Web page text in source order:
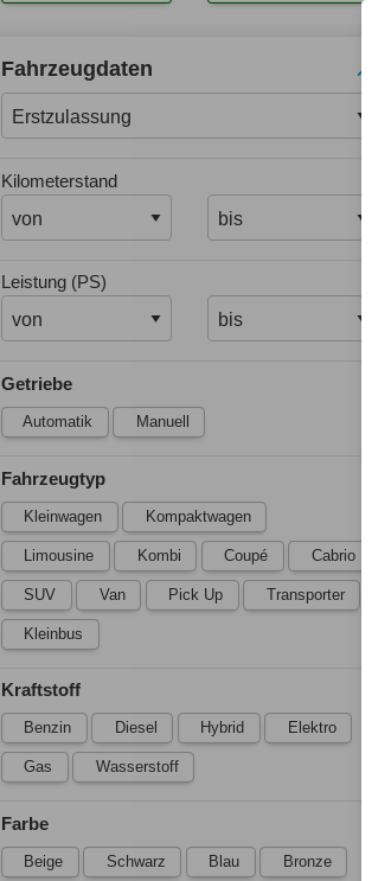
Fahrzeugdaten
Kilometerstand
Leistung (PS)
Getriebe
Automatik Manuell
Fahrzeugtyp
Kleinwagen Kompaktwagen
Limousine Kombi Coupé Cabrio
SUV Van Pick Up Transporter
Kleinbus
Kraftstoff
Benzin Diesel Hybrid Elektro
Gas Wasserstoff
Farbe
Beige Schwarz Blau Bronze